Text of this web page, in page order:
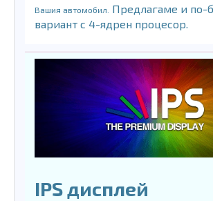
Вашия автомобил.
Предлагаме и по-
вариант с 4-ядрен процесор.
IPS дисплей